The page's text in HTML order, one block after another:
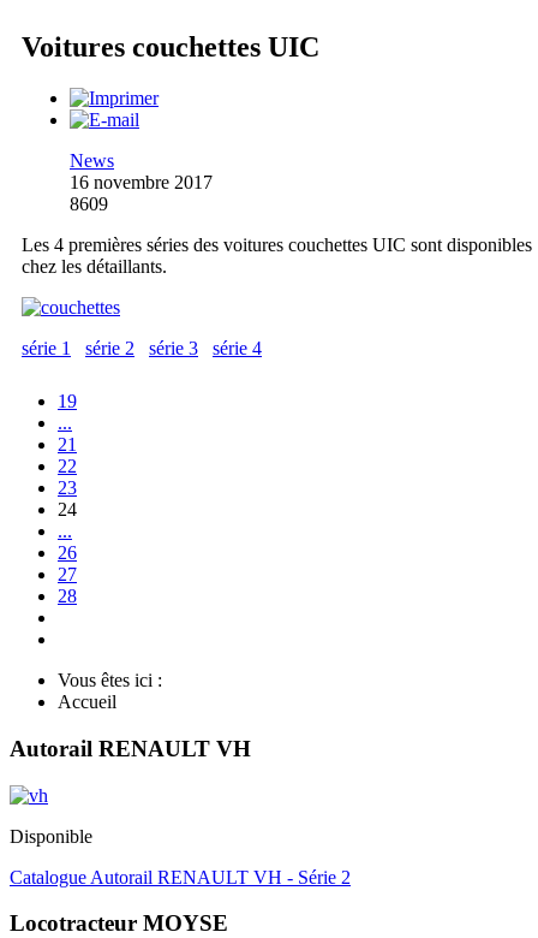
Voitures couchettes UIC
News
16 novembre 2017
8609
Les 4 premières séries des voitures couchettes UIC sont disponibles
chez les détaillants.
série 1 série 2 série 3 série 4
19
...
21
22
23
24
...
26
27
28
Vous êtes ici :
Accueil
Autorail RENAULT VH
Disponible
Catalogue Autorail RENAULT VH - Série 2
Locotracteur MOYSE